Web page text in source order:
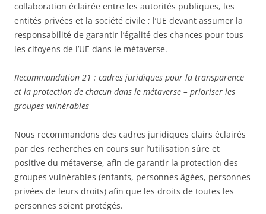
collaboration éclairée entre les autorités publiques, les
entités privées et la société civile ; l’UE devant assumer la
responsabilité de garantir l’égalité des chances pour tous
les citoyens de l’UE dans le métaverse.
Recommandation 21 : cadres juridiques pour la transparence
et la protection de chacun dans le métaverse – prioriser les
groupes vulnérables
Nous recommandons des cadres juridiques clairs éclairés
par des recherches en cours sur l’utilisation sûre et
positive du métaverse, afin de garantir la protection des
groupes vulnérables (enfants, personnes âgées, personnes
privées de leurs droits) afin que les droits de toutes les
personnes soient protégés.